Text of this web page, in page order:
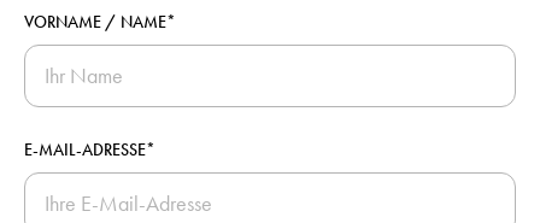
VORNAME / NAME*
E-MAIL-ADRESSE*